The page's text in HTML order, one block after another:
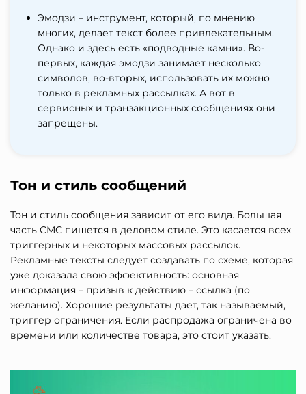
Эмодзи – инструмент, который, по мнению
многих, делает текст более привлекательным.
Однако и здесь есть «подводные камни». Во-
первых, каждая эмодзи занимает несколько
символов, во-вторых, использовать их можно
только в рекламных рассылках. А вот в
сервисных и транзакционных сообщениях они
запрещены.
Тон и стиль сообщений
Тон и стиль сообщения зависит от его вида. Большая
часть СМС пишется в деловом стиле. Это касается всех
триггерных и некоторых массовых рассылок.
Рекламные тексты следует создавать по схеме, которая
уже доказала свою эффективность: основная
информация – призыв к действию – ссылка (по
желанию). Хорошие результаты дает, так называемый,
триггер ограничения. Если распродажа ограничена во
времени или количестве товара, это стоит указать.